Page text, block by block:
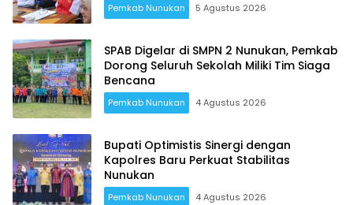
Pemkab Nunukan 5 Agustus 2026
SPAB Digelar di SMPN 2 Nunukan, Pemkab
Dorong Seluruh Sekolah Miliki Tim Siaga
Bencana
Pemkab Nunukan 4 Agustus 2026
Bupati Optimistis Sinergi dengan
Kapolres Baru Perkuat Stabilitas
Nunukan
Pemkab Nunukan 4 Agustus 2026